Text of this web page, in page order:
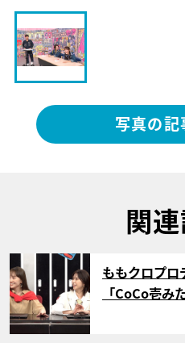
写真の
関
サムネイル
ももクロプロ
「CoCo壱